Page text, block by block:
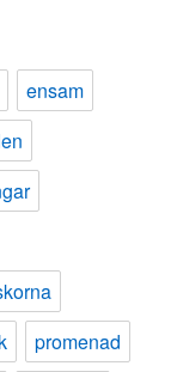
ensam
promenad